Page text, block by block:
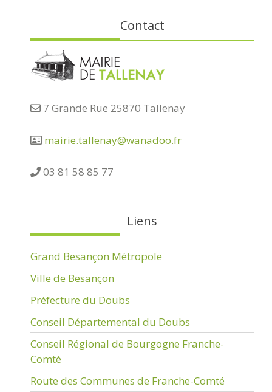
Contact
7 Grande Rue 25870 Tallenay
mairie.tallenay@wanadoo.fr
03 81 58 85 77
Liens
Grand Besançon Métropole
Ville de Besançon
Préfecture du Doubs
Conseil Départemental du Doubs
Conseil Régional de Bourgogne Franche-
Comté
Route des Communes de Franche-Comté